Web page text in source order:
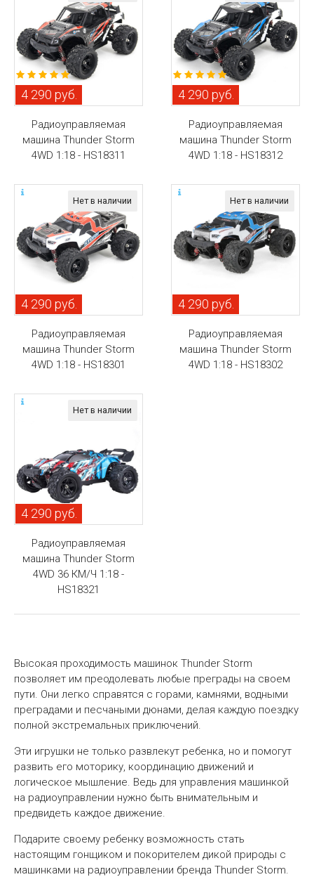
4 290 руб.
Радиоуправляемая
машина Thunder Storm
4WD 1:18 - HS18311
4 290 руб.
Радиоуправляемая
машина Thunder Storm
4WD 1:18 - HS18312
Нет в наличии
4 290 руб.
Радиоуправляемая
машина Thunder Storm
4WD 1:18 - HS18301
Нет в наличии
4 290 руб.
Радиоуправляемая
машина Thunder Storm
4WD 1:18 - HS18302
Нет в наличии
4 290 руб.
Радиоуправляемая
машина Thunder Storm
4WD 36 КМ/Ч 1:18 -
HS18321
Высокая проходимость машинок Thunder Storm
позволяет им преодолевать любые преграды на своем
пути. Они легко справятся с горами, камнями, водными
преградами и песчаными дюнами, делая каждую поездку
полной экстремальных приключений.
Эти игрушки не только развлекут ребенка, но и помогут
развить его моторику, координацию движений и
логическое мышление. Ведь для управления машинкой
на радиоуправлении нужно быть внимательным и
предвидеть каждое движение.
Подарите своему ребенку возможность стать
настоящим гонщиком и покорителем дикой природы с
машинками на радиоуправлении бренда Thunder Storm.